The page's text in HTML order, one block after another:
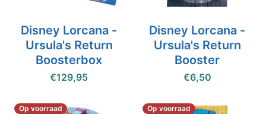
Disney Lorcana -
Ursula's Return
Boosterbox
€129,95
Disney Lorcana -
Ursula's Return
Booster
€6,50
Op voorraad Op voorraad